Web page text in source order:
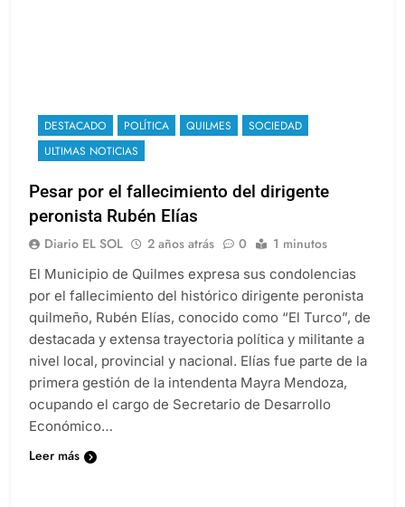
DESTACADO POLÍTICA QUILMES
SOCIEDAD
ULTIMAS NOTICIAS
Pesar por el fallecimiento del dirigente
peronista Rubén Elías
Diario EL SOL 2 años atrás 0 1 minutos
El Municipio de Quilmes expresa sus condolencias
por el fallecimiento del histórico dirigente peronista
quilmeño, Rubén Elías, conocido como “El Turco”, de
destacada y extensa trayectoria política y militante a
nivel local, provincial y nacional. Elías fue parte de la
primera gestión de la intendenta Mayra Mendoza,
ocupando el cargo de Secretario de Desarrollo
Económico…
Leer más